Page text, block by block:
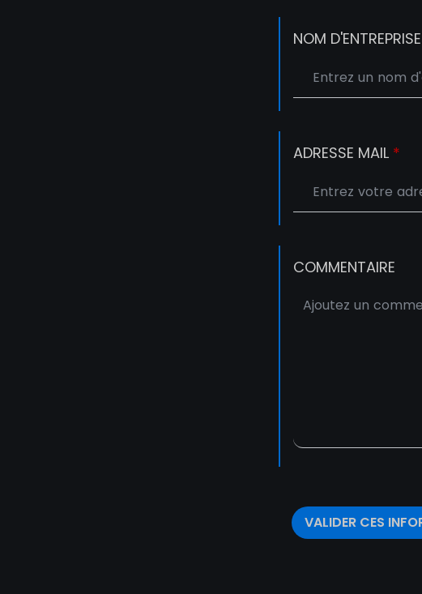
NOM
ADRESSE MAIL *
COMMENTAIRE